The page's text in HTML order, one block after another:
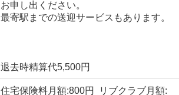
お申し出ください。
最寄駅までの送迎サービスもあります。
退去時精算代5,500円
住宅保険料月額:800円 リブクラブ月額: